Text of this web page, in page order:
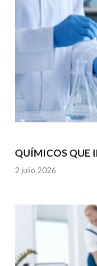
QUÍMICOS QUE
2 julio 2026